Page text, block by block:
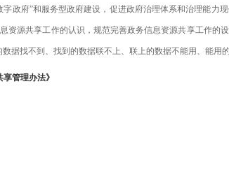
字政府”和服务型政府建设，促进政府治理体系和治理能力
资源共享工作的认识，规范完善政务信息资源共享工作
据找不到、找到的数据联不上、联上的数据不能用、能用
管理办法》